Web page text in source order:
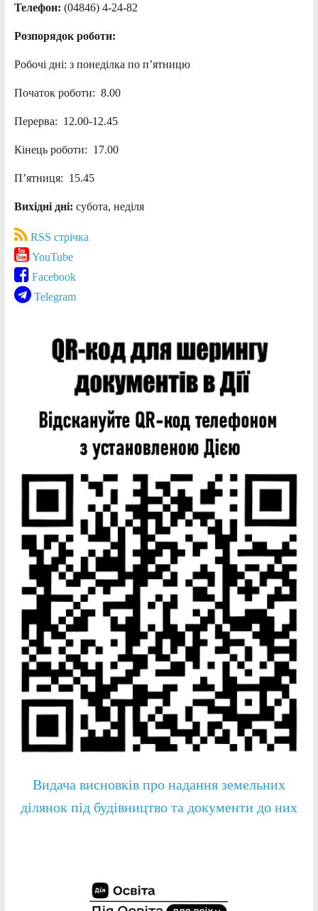
Телефон: (04846) 4-24-82
Розпорядок роботи:
Робочі дні: з понеділка по п’ятницю
Початок роботи: 8.00
Перерва: 12.00-12.45
Кінець роботи: 17.00
П’ятниця: 15.45
Вихідні дні: субота, неділя
RSS стрічка
YouTube
Facebook
Telegram
Видача висновків про надання земельних
ділянок під будівництво та документи до них